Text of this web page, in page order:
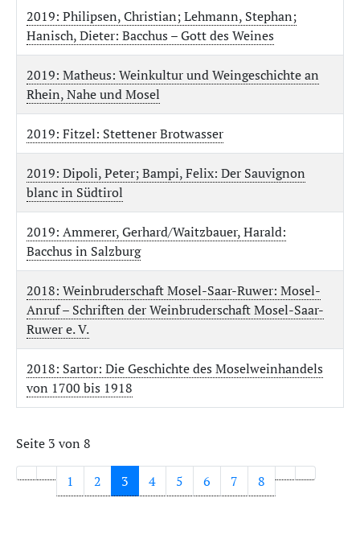
2019: Philipsen, Christian; Lehmann, Stephan;
Hanisch, Dieter: Bacchus – Gott des Weines
2019: Matheus: Weinkultur und Weingeschichte an
Rhein, Nahe und Mosel
2019: Fitzel: Stettener Brotwasser
2019: Dipoli, Peter; Bampi, Felix: Der Sauvignon
blanc in Südtirol
2019: Ammerer, Gerhard/Waitzbauer, Harald:
Bacchus in Salzburg
2018: Weinbruderschaft Mosel-Saar-Ruwer: Mosel-
Anruf – Schriften der Weinbruderschaft Mosel-Saar-
Ruwer e. V.
2018: Sartor: Die Geschichte des Moselweinhandels
von 1700 bis 1918
Seite 3 von 8
1 2 3 4 5 6 7 8